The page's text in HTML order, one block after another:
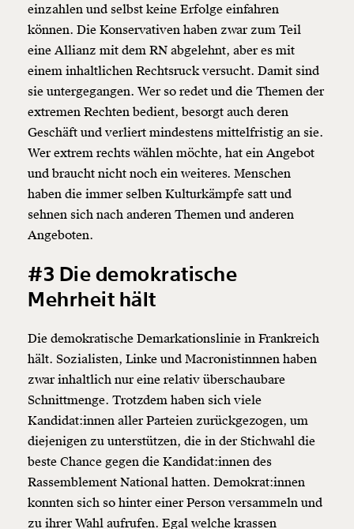
Veränderung
beginnt mit Dir!
WerdeFördermitgliedund wir können gemeinsam
unsere Wirtschaft so gestalten, dass sie für alle
funktioniert. Unsere Recherchen sind für alle frei im
Netz. Unabhängig und werbefrei. Und das wird auch
so bleiben. Kämpf’ mit uns für den Fortschritt und
unterstütze uns mit Deinem Mitgliedsbeitrag.
einzahlen und selbst keine Erfolge einfahren
können. Die Konservativen haben zwar zum Teil
eine Allianz mit dem RN abgelehnt, aber es mit
einem inhaltlichen Rechtsruck versucht. Damit sind
sie untergegangen. Wer so redet und die Themen der
extremen Rechten bedient, besorgt auch deren
Geschäft und verliert mindestens mittelfristig an sie.
Wer extrem rechts wählen möchte, hat ein Angebot
und braucht nicht noch ein weiteres. Menschen
haben die immer selben Kulturkämpfe satt und
sehnen sich nach anderen Themen und anderen
Angeboten.
#3 Die demokratische
Mehrheit hält
Die demokratische Demarkationslinie in Frankreich
hält. Sozialisten, Linke und Macronistinnnen haben
zwar inhaltlich nur eine relativ überschaubare
Schnittmenge. Trotzdem haben sich viele
Kandidat:innen aller Parteien zurückgezogen, um
diejenigen zu unterstützen, die in der Stichwahl die
beste Chance gegen die Kandidat:innen des
Rassemblement National hatten. Demokrat:innen
konnten sich so hinter einer Person versammeln und
zu ihrer Wahl aufrufen. Egal welche krassen